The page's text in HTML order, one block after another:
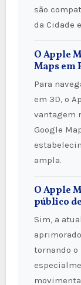
são
da Cidade
O Apple
Maps em
Para navegação por faixa e clareza de marcos
em 3D, o
vantagem
Google
ampla.
O Apple
público
Sim, a atualização inclui mapas de transporte
tornando